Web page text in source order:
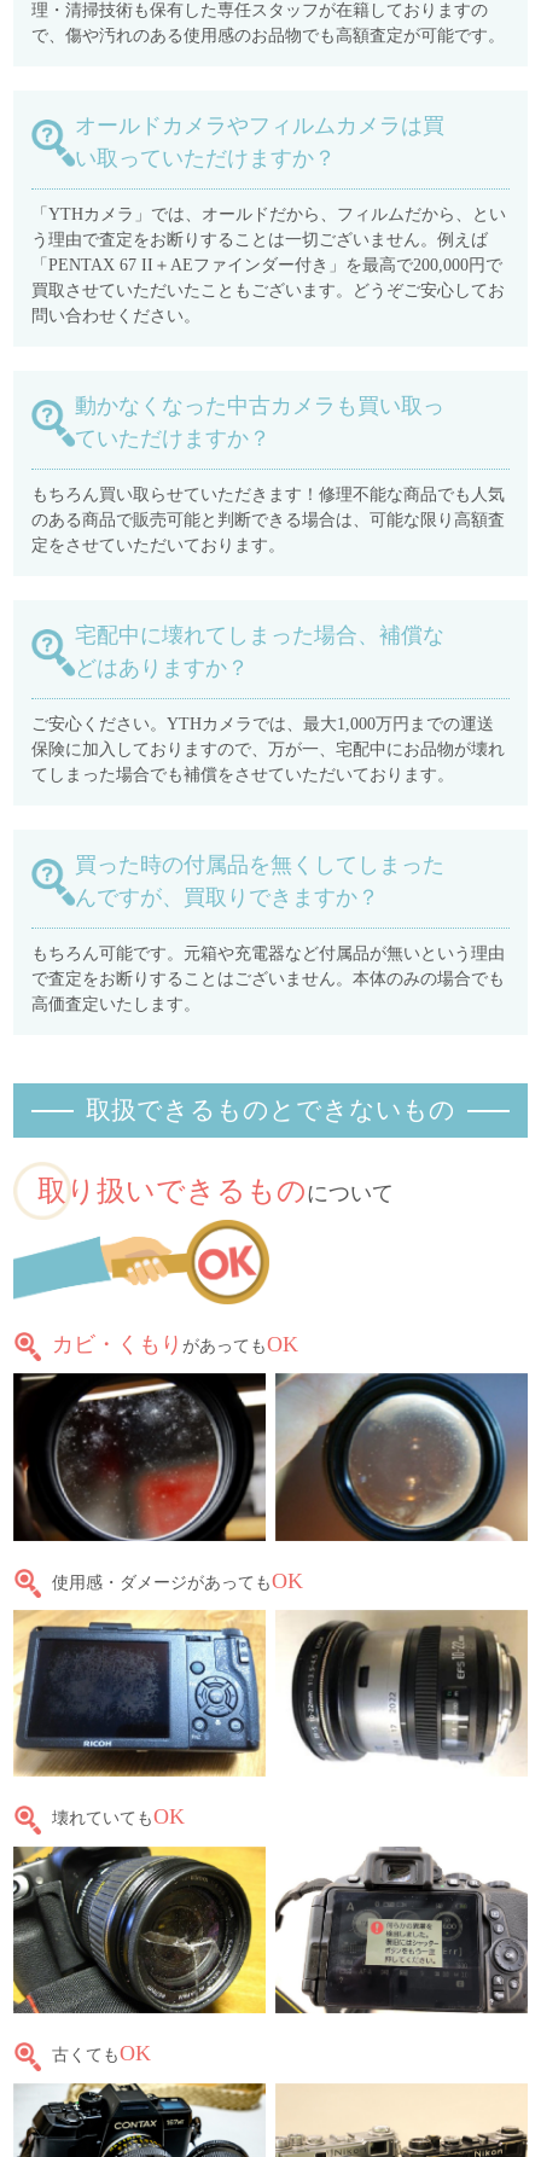
理・清掃技術も保有した専任スタッフが在籍しておりますの
で、傷や汚れのある使用感のお品物でも高額査定が可能です。
オールドカメラやフィルムカメラは買
い取っていただけますか？
「YTHカメラ」では、オールドだから、フィルムだから、とい
う理由で査定をお断りすることは一切ございません。例えば
「PENTAX 67 II＋AEファインダー付き」を最高で200,000円で
買取させていただいたこともございます。どうぞご安心してお
問い合わせください。
動かなくなった中古カメラも買い取っ
ていただけますか？
もちろん買い取らせていただきます！修理不能な商品でも人気
のある商品で販売可能と判断できる場合は、可能な限り高額査
定をさせていただいております。
宅配中に壊れてしまった場合、補償な
どはありますか？
ご安心ください。YTHカメラでは、最大1,000万円までの運送
保険に加入しておりますので、万が一、宅配中にお品物が壊れ
てしまった場合でも補償をさせていただいております。
買った時の付属品を無くしてしまった
んですが、買取りできますか？
もちろん可能です。元箱や充電器など付属品が無いという理由
で査定をお断りすることはございません。本体のみの場合でも
高価査定いたします。
取扱できるものとできないもの
取り扱いできるものについて
カビ・くもり があってもOK
使用感・ダメージがあってもOK
壊れていてもOK
古くてもOK